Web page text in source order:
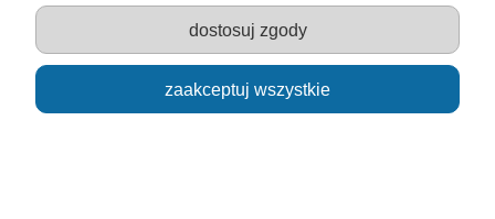
do koszyka
dostosuj zgody
zaakceptuj wszystkie